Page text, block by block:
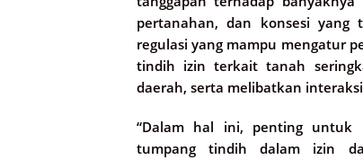
pertanahan, dan konsesi yang
regulasi yang mampu mengatur
tindih izin terkait tanah
daerah, serta melibatkan
“Dalam hal ini, penting untuk
tumpang tindih dalam izin